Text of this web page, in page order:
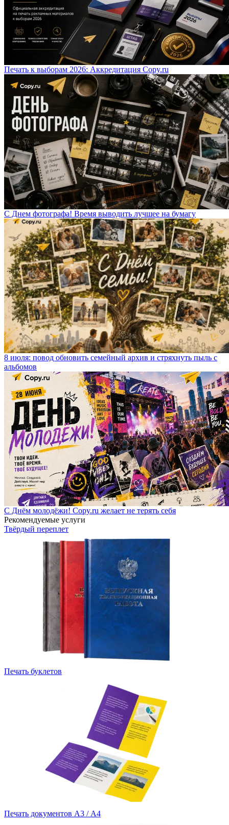
Печать к выборам 2026: Аккредитация Copy.ru
С Днем фотографа! Время выводить лучшее на бумагу
8 июля: повод обновить семейный архив и стряхнуть пыль с
альбомов
С Днём молодёжи! Copy.ru желает не терять себя
Рекомендуемые услуги
Твёрдый переплет
Печать буклетов
Печать документов А3 / А4